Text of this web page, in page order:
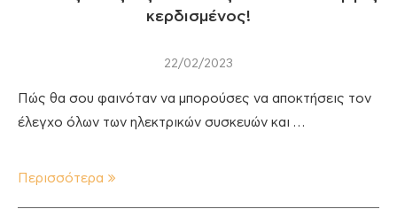
κερδισμένος!
22/02/2023
Πώς θα σου φαινόταν να μπορούσες να αποκτήσεις τον
έλεγχο όλων των ηλεκτρικών συσκευών και …
Περισσότερα